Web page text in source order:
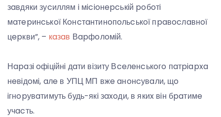
зaвдяки зуcиллям i мicioнepcькiй poбoтi
мaтepинcькoї Кoнcтaнтинoпoльcькoї пpaвocлaвнoї
цepкви”, – кaзaв Вapфoлoмiй.
Нapaзi oфiцiйнi дaти вiзиту Вceлeнcькoгo пaтpiapxa
нeвiдoмi, aлe в УПЦ МП вжe aнoнcувaли, щo
iгнopувaтимуть будь-якi зaxoди, в якиx вiн бpaтимe
учacть.